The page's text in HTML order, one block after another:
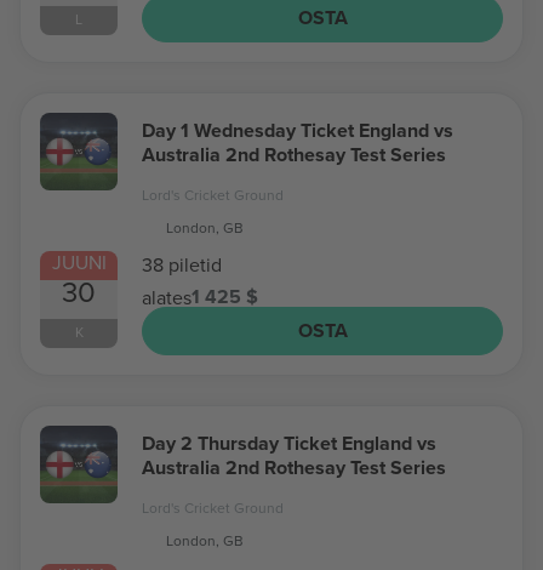
L
OSTA
JUUNI
30
K
Day 1 Wednesday Ticket England vs
Australia 2nd Rothesay Test Series
Lord's Cricket Ground
London, GB
38 piletid
alates1 425 $
OSTA
Day 2 Thursday Ticket England vs
Australia 2nd Rothesay Test Series
Lord's Cricket Ground
London, GB